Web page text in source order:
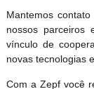
Mantemos
nossos parceiros
vínculo de
novas tecnologias
Com a Zepf você